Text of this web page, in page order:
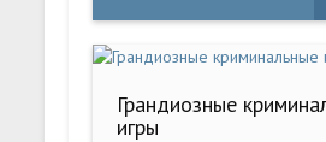
Грандиозные
игры